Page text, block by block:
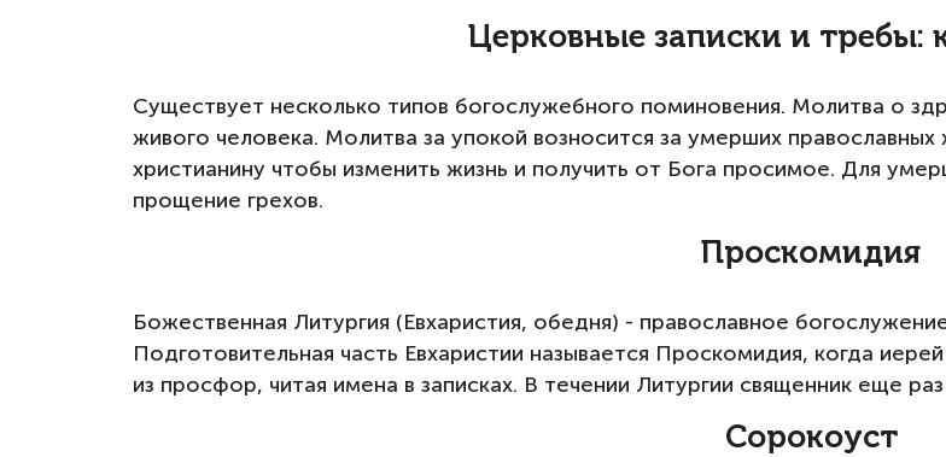
Церковные записки и требы:
Существует несколько типов богослужебного поминовения. Молитва о
живого человека. Молитва за упокой возносится за умерших
христианину чтобы изменить жизнь и получить от Бога просимое. Для
прощение грехов.
Проскомидия
Божественная Литургия (Евхаристия, обедня) - православное
Подготовительная часть Евхаристии называется Проскомидия, когда
из просфор, читая имена в записках. В течении Литургии священник еще
Сорокоуст